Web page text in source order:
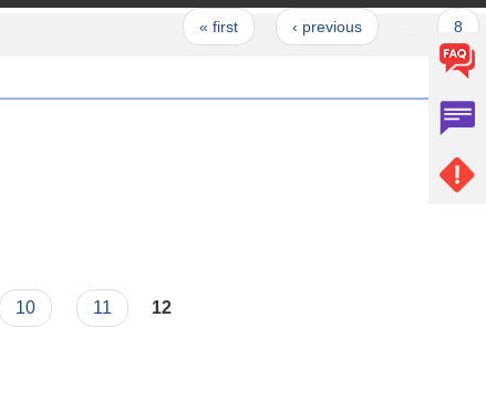
« first ‹ previous
10 11 12